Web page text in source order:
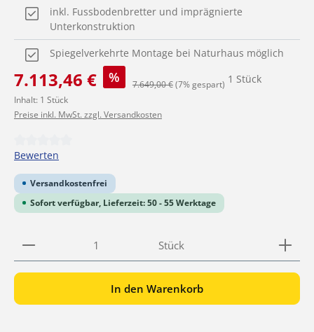
inkl. Fussbodenbretter und imprägnierte
Unterkonstruktion
Spiegelverkehrte Montage bei Naturhaus möglich
Verkaufspreis:
7.113,46 € % Regulärer Preis:
7.649,00 €(7% gespart) 1 Stück
Inhalt: 1 Stück
Preise inkl. MwSt. zzgl. Versandkosten
Durchschnittliche Bewertung von 0 von 5 Sternen
Bewerten
Versandkostenfrei
Sofort verfügbar, Lieferzeit: 50 - 55 Werktage
Produkt Anzahl: Gib den gewünschten Wert ein
Stück
In den Warenkorb